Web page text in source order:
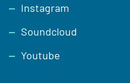
Instagram
Soundcloud
Youtube